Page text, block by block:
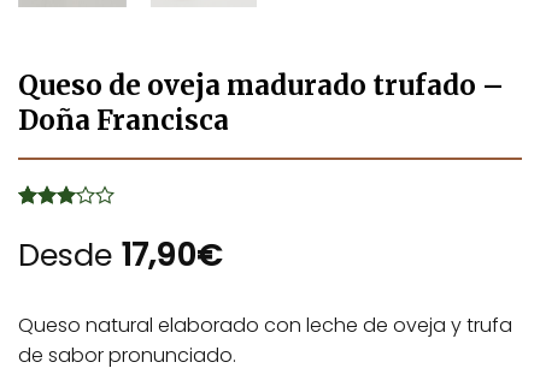
Queso de oveja madurado trufado –
Doña Francisca
con
de 5
valoraciones
de
clientes
Desde 17,90€
Queso natural elaborado con leche de oveja y trufa
de sabor pronunciado.